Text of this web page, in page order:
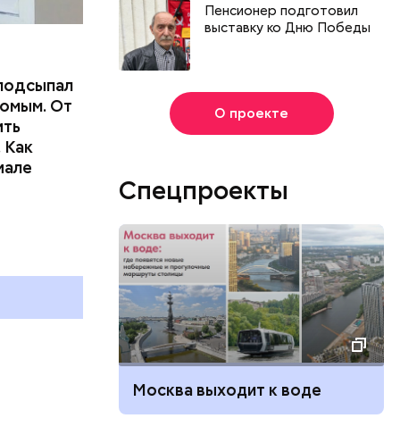
От
Пенсионер подготовил
выставку ко Дню Победы
О проекте
Спецпроекты
Москва выходит к воде